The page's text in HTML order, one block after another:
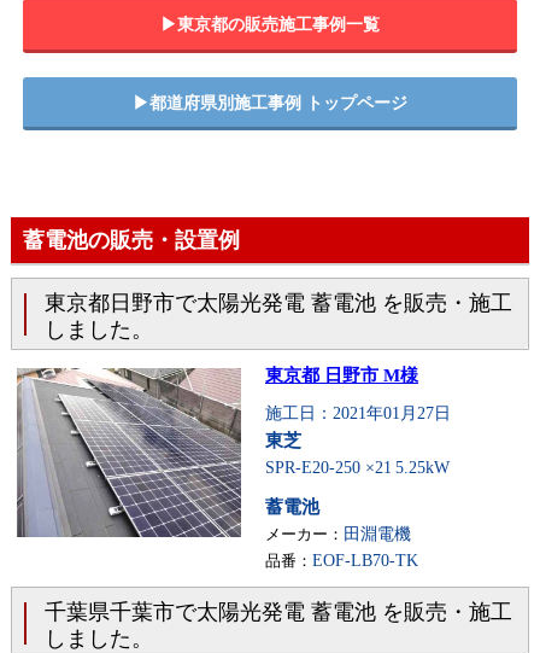
▶︎東京都の販売施工事例一覧
▶︎都道府県別施工事例 トップページ
蓄電池の販売・設置例
東京都日野市で太陽光発電 蓄電池 を販売・施工
しました。
東京都 日野市 M様
施工日：2021年01月27日
東芝
SPR-E20-250 ×21 5.25kW
蓄電池
メーカー： 田淵電機
品番： EOF-LB70-TK
千葉県千葉市で太陽光発電 蓄電池 を販売・施工
しました。